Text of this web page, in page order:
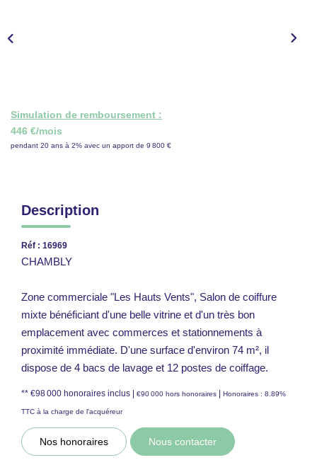
Simulation de remboursement :
446 €/mois
pendant 20 ans à 2% avec un apport de 9 800 €
Description
Réf : 16969
CHAMBLY
Zone commerciale "Les Hauts Vents", Salon de coiffure
mixte bénéficiant d'une belle vitrine et d'un très bon
emplacement avec commerces et stationnements à
proximité immédiate. D'une surface d'environ 74 m², il
dispose de 4 bacs de lavage et 12 postes de coiffage.
** €98 000 honoraires inclus | €90 000 hors honoraires | Honoraires : 8.89%
TTC à la charge de l'acquéreur
Nos honoraires Nous contacter